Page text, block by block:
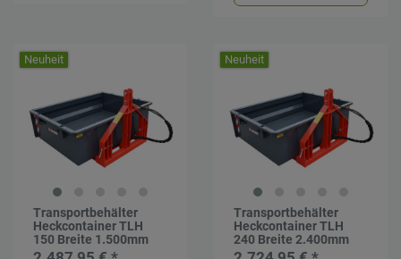
Neuheit
Transportbehälter
Heckcontainer TLH
150 Breite 1.500mm
Neuheit
Transportbehälter
Heckcontainer TLH
240 Breite 2.400mm